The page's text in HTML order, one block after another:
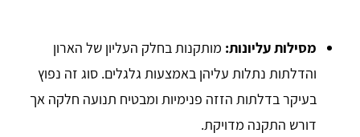
מסילות עליונות: מותקנות בחלק העליון של הארון
והדלתות נתלות עליהן באמצעות גלגלים. סוג זה נפוץ
בעיקר בדלתות הזזה פנימיות ומבטיח תנועה חלקה אך
דורש התקנה מדויקת.